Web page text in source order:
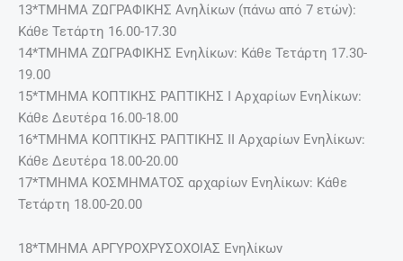
13*ΤΜΗΜΑ ΖΩΓΡΑΦΙΚΗΣ Ανηλίκων (πάνω από 7 ετών):
Κάθε Τετάρτη 16.00-17.30
14*ΤΜΗΜΑ ΖΩΓΡΑΦΙΚΗΣ Ενηλίκων: Κάθε Τετάρτη 17.30-
19.00
15*ΤΜΗΜΑ ΚΟΠΤΙΚΗΣ ΡΑΠΤΙΚΗΣ Ι Αρχαρίων Ενηλίκων:
Κάθε Δευτέρα 16.00-18.00
16*ΤΜΗΜΑ ΚΟΠΤΙΚΗΣ ΡΑΠΤΙΚΗΣ ΙΙ Αρχαρίων Ενηλίκων:
Κάθε Δευτέρα 18.00-20.00
17*ΤΜΗΜΑ ΚΟΣΜΗΜΑΤΟΣ αρχαρίων Ενηλίκων: Κάθε
Τετάρτη 18.00-20.00
18*ΤΜΗΜΑ ΑΡΓΥΡΟΧΡΥΣΟΧΟΙΑΣ Ενηλίκων